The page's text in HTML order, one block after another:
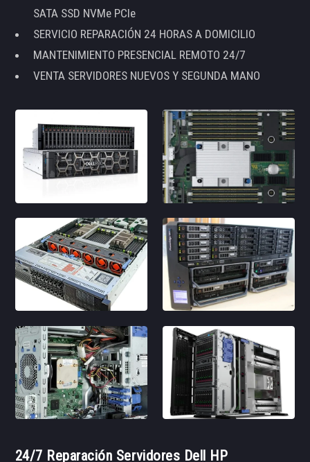
SATA SSD NVMe PCIe
SERVICIO REPARACIÓN 24 HORAS A DOMICILIO
MANTENIMIENTO PRESENCIAL REMOTO 24/7
VENTA SERVIDORES NUEVOS Y SEGUNDA MANO
24/7 Reparación Servidores Dell HP